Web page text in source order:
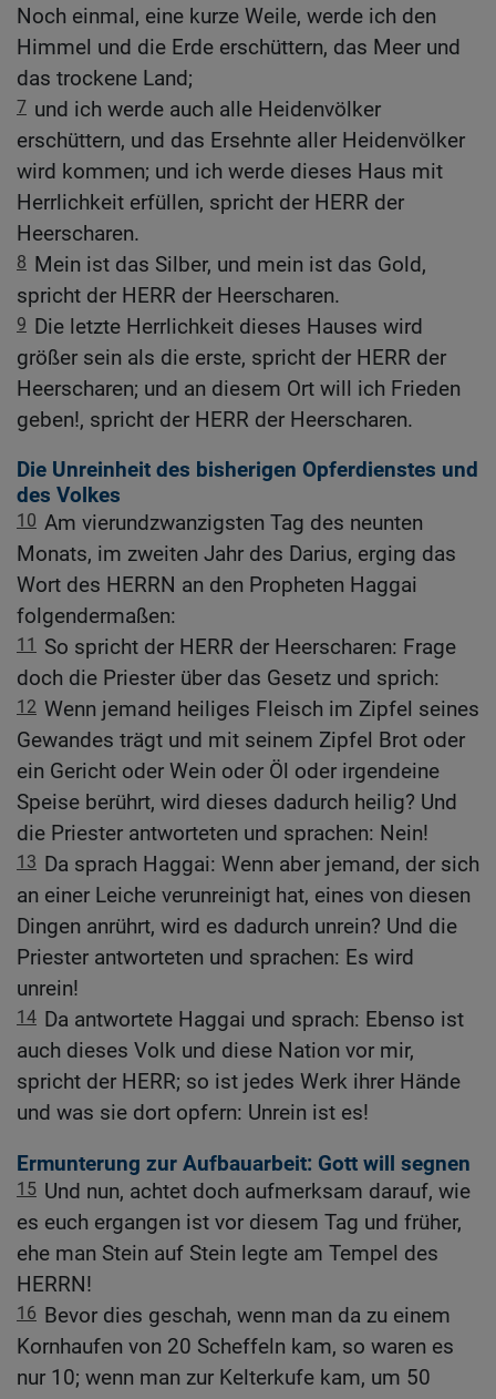
Noch einmal, eine kurze Weile, werde ich den
Himmel und die Erde erschüttern, das Meer und
das trockene Land;
7 und ich werde auch alle Heidenvölker
erschüttern, und das Ersehnte aller Heidenvölker
wird kommen; und ich werde dieses Haus mit
Herrlichkeit erfüllen, spricht der HERR der
Heerscharen.
8 Mein ist das Silber, und mein ist das Gold,
spricht der HERR der Heerscharen.
9 Die letzte Herrlichkeit dieses Hauses wird
größer sein als die erste, spricht der HERR der
Heerscharen; und an diesem Ort will ich Frieden
geben!, spricht der HERR der Heerscharen.
Die Unreinheit des bisherigen Opferdienstes und
des Volkes
10 Am vierundzwanzigsten Tag des neunten
Monats, im zweiten Jahr des Darius, erging das
Wort des HERRN an den Propheten Haggai
folgendermaßen:
11
So spricht der HERR der Heerscharen: Frage
doch die Priester über das Gesetz und sprich:
12 Wenn jemand heiliges Fleisch im Zipfel seines
Gewandes trägt und mit seinem Zipfel Brot oder
ein Gericht oder Wein oder Öl oder irgendeine
Speise berührt, wird dieses dadurch heilig? Und
die Priester antworteten und sprachen: Nein!
13 Da sprach Haggai: Wenn aber jemand, der sich
an einer Leiche verunreinigt hat, eines von diesen
Dingen anrührt, wird es dadurch unrein? Und die
Priester antworteten und sprachen: Es wird
unrein!
14 Da antwortete Haggai und sprach: Ebenso ist
auch dieses Volk und diese Nation vor mir,
spricht der HERR; so ist jedes Werk ihrer Hände
und was sie dort opfern: Unrein ist es!
Ermunterung zur Aufbauarbeit: Gott will segnen
15 Und nun, achtet doch aufmerksam darauf, wie
es euch ergangen ist vor diesem Tag und früher,
ehe man Stein auf Stein legte am Tempel des
HERRN!
16 Bevor dies geschah, wenn man da zu einem
Kornhaufen von 20 Scheffeln kam, so waren es
nur 10; wenn man zur Kelterkufe kam, um 50